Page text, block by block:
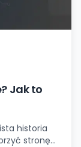
Jak to
historia
stronę